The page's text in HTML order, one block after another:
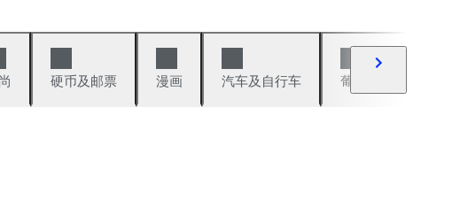
硬币及邮票 漫画 汽车及自行车 葡萄酒及烈性酒